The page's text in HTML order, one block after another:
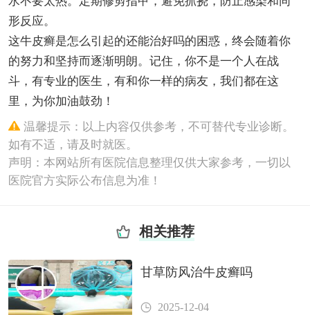
形反应。
这牛皮癣是怎么引起的还能治好吗的困惑，终会随着你
的努力和坚持而逐渐明朗。记住，你不是一个人在战
斗，有专业的医生，有和你一样的病友，我们都在这
里，为你加油鼓劲！
温馨提示：以上内容仅供参考，不可替代专业诊断。
如有不适，请及时就医。
声明：本网站所有医院信息整理仅供大家参考，一切以
医院官方实际公布信息为准！
相关推荐
甘草防风治牛皮癣吗
2025-12-04